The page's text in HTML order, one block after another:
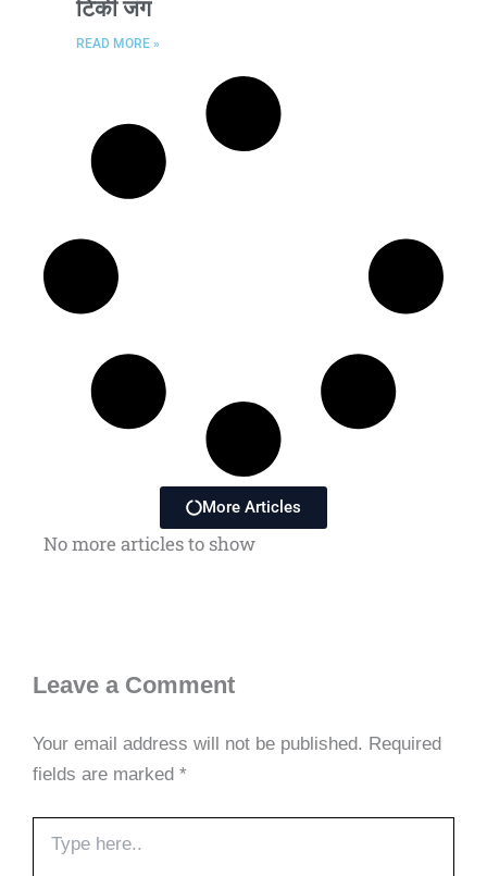
टिकी जंग
READ MORE »
More Articles
No more articles to show
Leave a Comment
Your email address will not be published. Required
fields are marked *
here..